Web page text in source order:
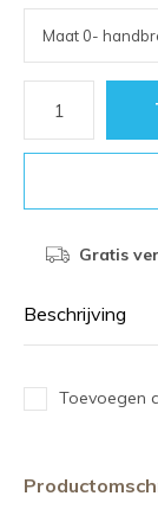
Gratis
Beschrijving
Toevoegen